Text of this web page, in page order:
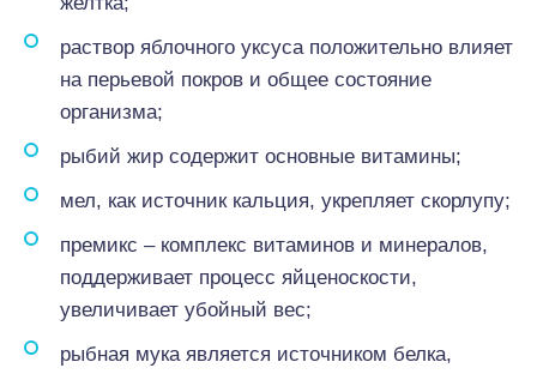
раствор яблочного уксуса положительно влияет
на перьевой покров и общее состояние
организма;
рыбий жир содержит основные витамины;
мел, как источник кальция, укрепляет скорлупу;
премикс – комплекс витаминов и минералов,
поддерживает процесс яйценоскости,
увеличивает убойный вес;
рыбная мука является источником белка,